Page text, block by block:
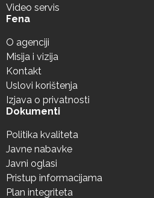
Video servis
Fena
O agenciji
Misija i vizija
Kontakt
Uslovi korištenja
Izjava o privatnosti
Dokumenti
Politika kvaliteta
Javne nabavke
Javni oglasi
Pristup informacijama
Plan integriteta